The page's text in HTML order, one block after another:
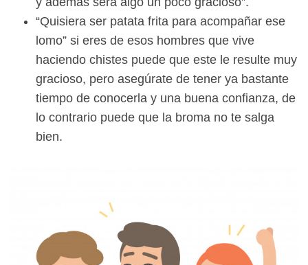
“Quisiera ser patata frita para acompañar ese
lomo” si eres de esos hombres que vive
haciendo chistes puede que este le resulte muy
gracioso, pero asegúrate de tener ya bastante
tiempo de conocerla y una buena confianza, de
lo contrario puede que la broma no te salga
bien.